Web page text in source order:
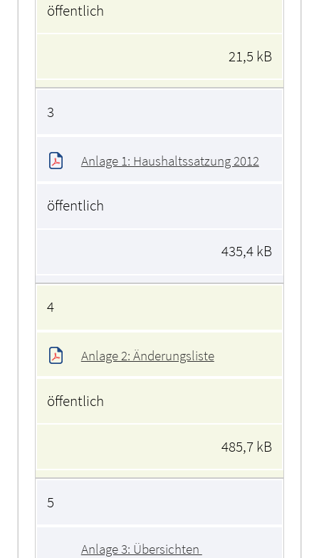
öffentlich
21,5 kB
3
Anlage 1: Haushaltssatzung 2012
öffentlich
435,4 kB
4
Anlage 2: Änderungsliste
öffentlich
485,7 kB
5
Anlage 3: Übersichten